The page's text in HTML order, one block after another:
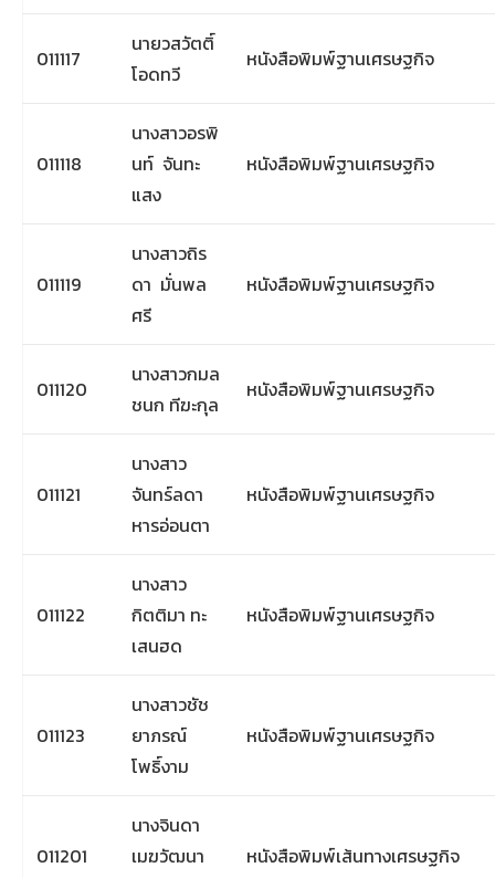
011117
นายวสวัตติ์
โอดทวี
หนังสือพิมพ์ฐานเศรษฐกิจ
011118
นางสาวอรพิ
นท์ จันทะ
แสง
หนังสือพิมพ์ฐานเศรษฐกิจ
011119
นางสาวถิร
ดา มั่นพล
ศรี
หนังสือพิมพ์ฐานเศรษฐกิจ
011120
นางสาวกมล
ชนก ทีฆะกุล
หนังสือพิมพ์ฐานเศรษฐกิจ
011121
นางสาว
จันทร์ลดา
หารอ่อนตา
หนังสือพิมพ์ฐานเศรษฐกิจ
011122
นางสาว
กิตติมา ทะ
เสนฮด
หนังสือพิมพ์ฐานเศรษฐกิจ
011123
นางสาวชัช
ยาภรณ์
โพธิ์งาม
หนังสือพิมพ์ฐานเศรษฐกิจ
011201
นางจินดา
เมฆวัฒนา
หนังสือพิมพ์เส้นทางเศรษฐกิจ